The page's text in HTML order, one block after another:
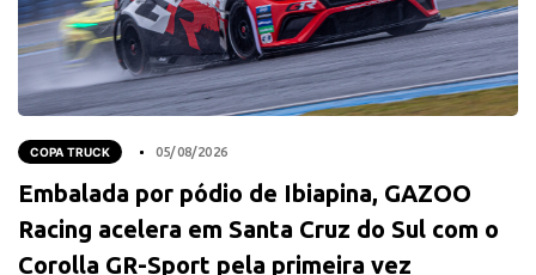
COPA TRUCK 05/08/2026
Embalada por pódio de Ibiapina, GAZOO
Racing acelera em Santa Cruz do Sul com o
Corolla GR-Sport pela primeira vez